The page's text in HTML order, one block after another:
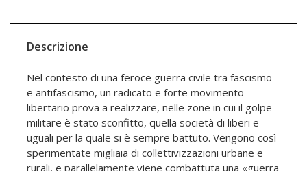
Descrizione
Nel contesto di una feroce guerra civile tra fascismo
e antifascismo, un radicato e forte movimento
libertario prova a realizzare, nelle zone in cui il golpe
militare è stato sconfitto, quella società di liberi e
uguali per la quale si è sempre battuto. Vengono così
sperimentate migliaia di collettivizzazioni urbane e
rurali, e parallelamente viene combattuta una «guerra